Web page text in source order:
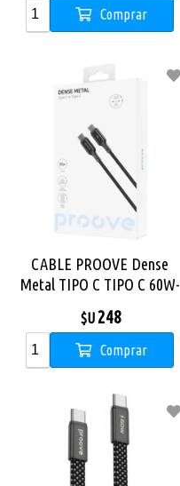
Comprar
CABLE PROOVE Dense
Metal TIPO C TIPO C 60W-
$U248
Comprar